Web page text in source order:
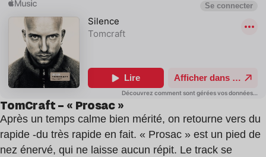
TomCraft – « Prosac »
Après un temps calme bien mérité, on retourne vers du
rapide -du très rapide en fait. « Prosac » est un pied de
nez énervé, qui ne laisse aucun répit. Le track se